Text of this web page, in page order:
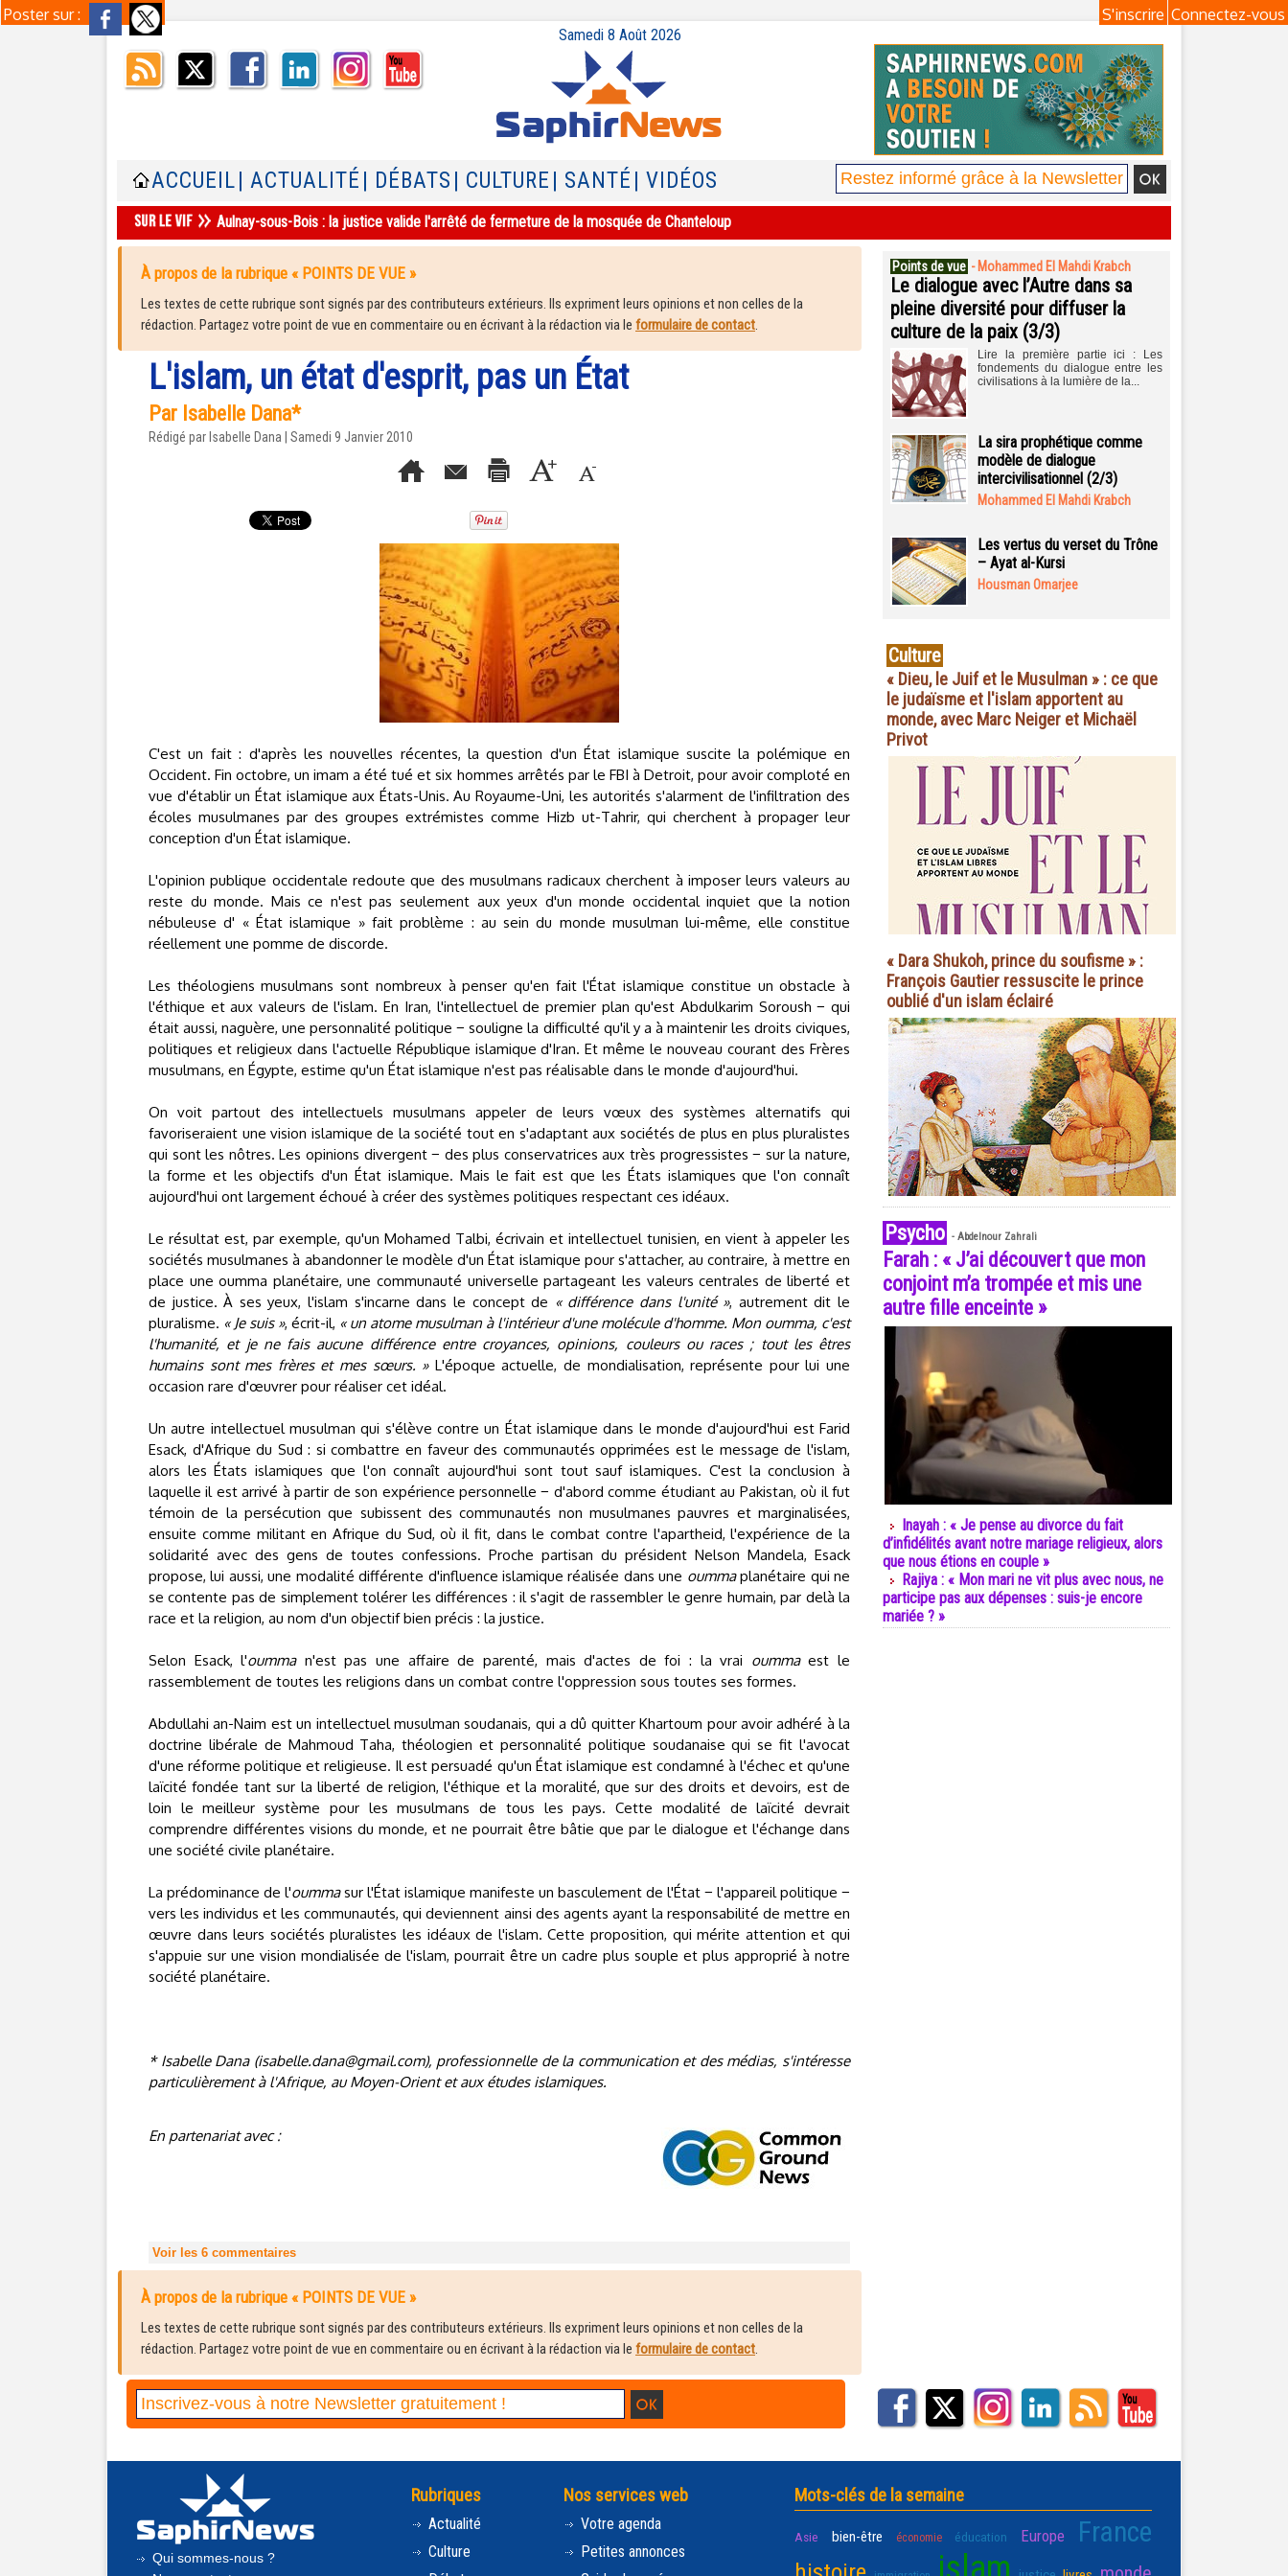
Poster sur : Connectez-vous
S'inscrire
Samedi 8 Août 2026
ACCUEIL | ACTUALITÉ | DÉBATS | CULTURE | SANTÉ | VIDÉOS
Aulnay-sous-Bois : la justice valide l'arrêté de fermeture de la mosquée de Chanteloup
À propos de la rubrique « POINTS DE VUE »
Les textes de cette rubrique sont signés par des contributeurs extérieurs. Ils expriment leurs opinions et non celles de la
rédaction. Partagez votre point de vue en commentaire ou en écrivant à la rédaction via le formulaire de contact.
L'islam, un état d'esprit, pas un État
Par Isabelle Dana*
Rédigé par Isabelle Dana | Samedi 9 Janvier 2010
C'est un fait : d'après les nouvelles récentes, la question d'un État islamique suscite la polémique en
Occident. Fin octobre, un imam a été tué et six hommes arrêtés par le FBI à Detroit, pour avoir comploté en
vue d'établir un État islamique aux États-Unis. Au Royaume-Uni, les autorités s'alarment de l'infiltration des
écoles musulmanes par des groupes extrémistes comme Hizb ut-Tahrir, qui cherchent à propager leur
conception d'un État islamique.
L'opinion publique occidentale redoute que des musulmans radicaux cherchent à imposer leurs valeurs au
reste du monde. Mais ce n'est pas seulement aux yeux d'un monde occidental inquiet que la notion
nébuleuse d' « État islamique » fait problème : au sein du monde musulman lui-même, elle constitue
réellement une pomme de discorde.
Les théologiens musulmans sont nombreux à penser qu'en fait l'État islamique constitue un obstacle à
l'éthique et aux valeurs de l'islam. En Iran, l'intellectuel de premier plan qu'est Abdulkarim Soroush − qui
était aussi, naguère, une personnalité politique − souligne la difficulté qu'il y a à maintenir les droits civiques,
politiques et religieux dans l'actuelle République islamique d'Iran. Et même le nouveau courant des Frères
musulmans, en Égypte, estime qu'un État islamique n'est pas réalisable dans le monde d'aujourd'hui.
On voit partout des intellectuels musulmans appeler de leurs vœux des systèmes alternatifs qui
favoriseraient une vision islamique de la société tout en s'adaptant aux sociétés de plus en plus pluralistes
qui sont les nôtres. Les opinions divergent − des plus conservatrices aux très progressistes − sur la nature,
la forme et les objectifs d'un État islamique. Mais le fait est que les États islamiques que l'on connaît
aujourd'hui ont largement échoué à créer des systèmes politiques respectant ces idéaux.
Le résultat est, par exemple, qu'un Mohamed Talbi, écrivain et intellectuel tunisien, en vient à appeler les
sociétés musulmanes à abandonner le modèle d'un État islamique pour s'attacher, au contraire, à mettre en
place une oumma planétaire, une communauté universelle partageant les valeurs centrales de liberté et
de justice. À ses yeux, l'islam s'incarne dans le concept de « différence dans l'unité », autrement dit le
pluralisme. « Je suis », écrit-il, « un atome musulman à l'intérieur d'une molécule d'homme. Mon oumma, c'est
l'humanité, et je ne fais aucune différence entre croyances, opinions, couleurs ou races ; tout les êtres
humains sont mes frères et mes sœurs. »L'époque actuelle, de mondialisation, représente pour lui une
occasion rare d'œuvrer pour réaliser cet idéal.
Un autre intellectuel musulman qui s'élève contre un État islamique dans le monde d'aujourd'hui est Farid
Esack, d'Afrique du Sud : si combattre en faveur des communautés opprimées est le message de l'islam,
alors les États islamiques que l'on connaît aujourd'hui sont tout sauf islamiques. C'est la conclusion à
laquelle il est arrivé à partir de son expérience personnelle − d'abord comme étudiant au Pakistan, où il fut
témoin de la persécution que subissent des communautés non musulmanes pauvres et marginalisées,
ensuite comme militant en Afrique du Sud, où il fit, dans le combat contre l'apartheid, l'expérience de la
solidarité avec des gens de toutes confessions. Proche partisan du président Nelson Mandela, Esack
propose, lui aussi, une modalité différente d'influence islamique réalisée dans une oummaplanétaire qui ne
se contente pas de simplement tolérer les différences : il s'agit de rassembler le genre humain, par delà la
race et la religion, au nom d'un objectif bien précis : la justice.
Selon Esack, l'oumman'est pas une affaire de parenté, mais d'actes de foi : la vrai oummaest le
rassemblement de toutes les religions dans un combat contre l'oppression sous toutes ses formes.
Abdullahi an-Naim est un intellectuel musulman soudanais, qui a dû quitter Khartoum pour avoir adhéré à la
doctrine libérale de Mahmoud Taha, théologien et personnalité politique soudanaise qui se fit l'avocat
d'une réforme politique et religieuse. Il est persuadé qu'un État islamique est condamné à l'échec et qu'une
laïcité fondée tant sur la liberté de religion, l'éthique et la moralité, que sur des droits et devoirs, est de
loin le meilleur système pour les musulmans de tous les pays. Cette modalité de laïcité devrait
comprendre différentes visions du monde, et ne pourrait être bâtie que par le dialogue et l'échange dans
une société civile planétaire.
La prédominance de l'oummasur l'État islamique manifeste un basculement de l'État − l'appareil politique −
vers les individus et les communautés, qui deviennent ainsi des agents ayant la responsabilité de mettre en
œuvre dans leurs sociétés pluralistes les idéaux de l'islam. Cette proposition, qui mérite attention et qui
s'appuie sur une vision mondialisée de l'islam, pourrait être un cadre plus souple et plus approprié à notre
société planétaire.
* Isabelle Dana (isabelle.dana@gmail.com), professionnelle de la communication et des médias, s'intéresse
particulièrement à l'Afrique, au Moyen-Orient et aux études islamiques.
En partenariat avec :
Voir les 6 commentaires
À propos de la rubrique « POINTS DE VUE »
Les textes de cette rubrique sont signés par des contributeurs extérieurs. Ils expriment leurs opinions et non celles de la
rédaction. Partagez votre point de vue en commentaire ou en écrivant à la rédaction via le formulaire de contact.
Points de vue - Mohammed El Mahdi Krabch
Le dialogue avec l’Autre dans sa
pleine diversité pour diffuser la
culture de la paix (3/3)
Lire la première partie ici : Les
fondements du dialogue entre les
civilisations à la lumière de la...
La sira prophétique comme
modèle de dialogue
intercivilisationnel (2/3)
Mohammed El Mahdi Krabch
Les vertus du verset du Trône
– Ayat al-Kursi
Housman Omarjee
Culture
« Dieu, le Juif et le Musulman » : ce que
le judaïsme et l'islam apportent au
monde, avec Marc Neiger et Michaël
Privot
« Dara Shukoh, prince du soufisme » :
François Gautier ressuscite le prince
oublié d'un islam éclairé
Psycho - Abdelnour Zahrali
Farah : « J’ai découvert que mon
conjoint m’a trompée et mis une
autre fille enceinte »
Inayah : « Je pense au divorce du fait
d’infidélités avant notre mariage religieux, alors
que nous étions en couple »
Rajiya : « Mon mari ne vit plus avec nous, ne
participe pas aux dépenses : suis-je encore
mariée ? »
Qui sommes-nous ?
Rubriques
Actualité
Culture
Nos services web
Votre agenda
Petites annonces
Mots-clés de la semaine
Asie bien-être économie éducation Europe France